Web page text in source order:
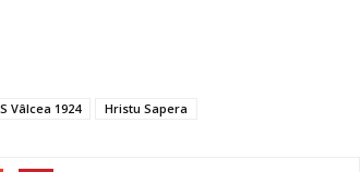
Vâlcea 1924 Hristu Sapera